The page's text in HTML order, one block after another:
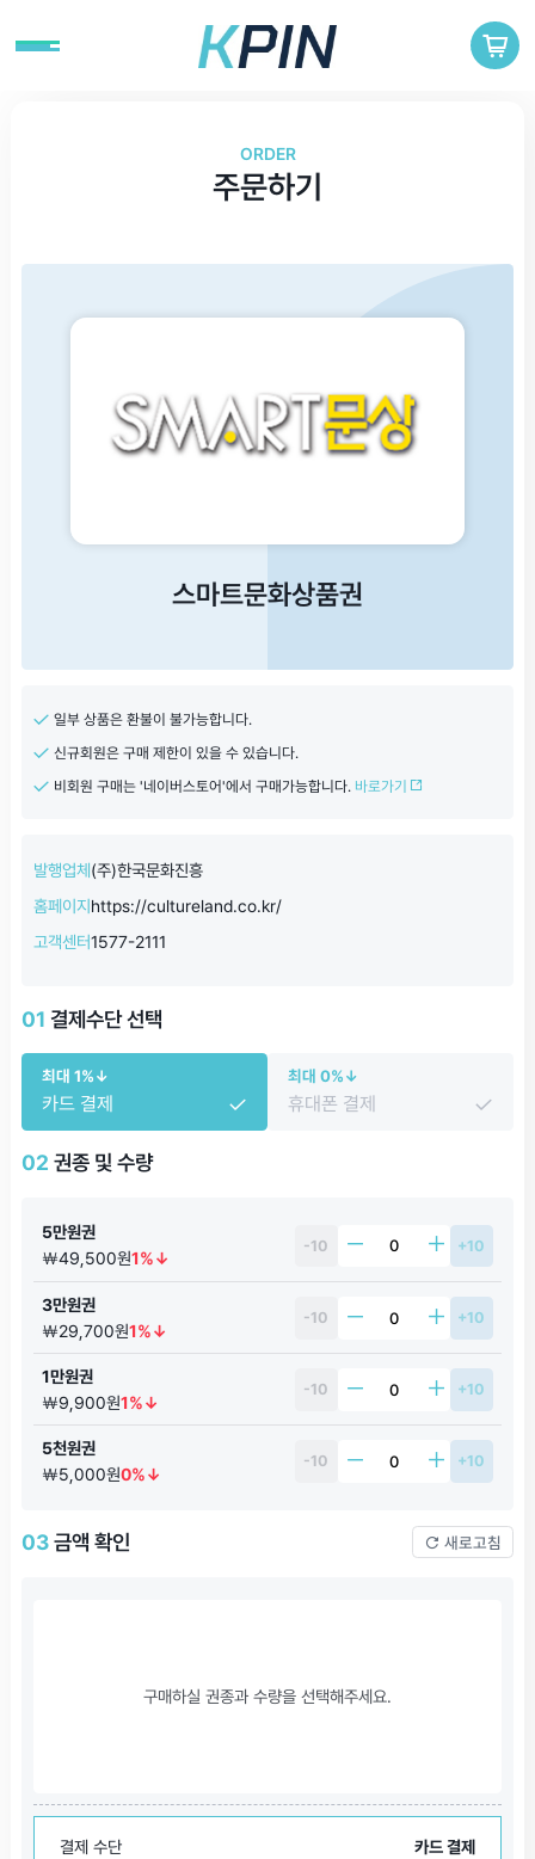
ORDER
주문하기
스마트문화상품권
일부 상품은 환불이 불가능합니다.
신규회원은 구매 제한이 있을 수 있습니다.
비회원 구매는 '네이버스토어'에서 구매가능합니다. 바로가기
발행업체 (주)한국문화진흥
홈페이지 https://cultureland.co.kr/
고객센터1577-2111
01 결제수단 선택
최대 1%↓
카드 결제
최대 0%↓
휴대폰 결제
02 권종 및 수량
5만원권
￦49,500원1%↓
-10 +10
3만원권
￦29,700원1%↓
-10 +10
1만원권
￦9,900원1%↓
-10 +10
5천원권
￦5,000원0%↓
-10 +10
03금액 확인 새로고침
구매하실 권종과 수량을 선택해주세요.
결제 수단 카드 결제